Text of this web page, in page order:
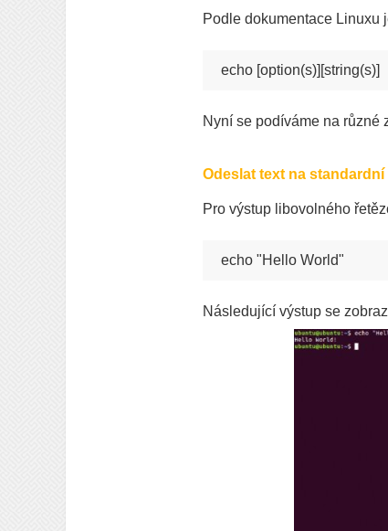
Podle dokumentace Linuxu
echo [option(s)][string(s)]
Nyní se podíváme na různé
Odeslat text na
Pro výstup libovolného
echo "Hello World"
Následující výstup se